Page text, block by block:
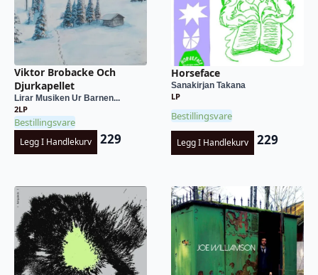
Viktor Brobacke Och
Djurkapellet
Lirar Musiken Ur Barnen...
2LP
Bestillingsvare
Legg I Handlekurv 229
Horseface
Sanakirjan Takana
LP
Bestillingsvare
Legg I Handlekurv 229